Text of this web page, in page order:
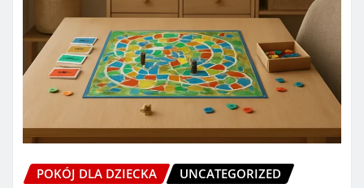
POKÓJ DLA DZIECKA UNCATEGORIZED